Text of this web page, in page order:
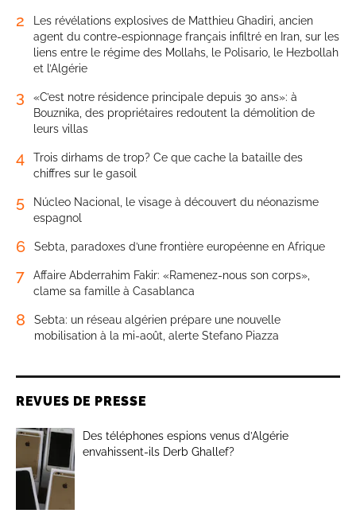
2
Les révélations explosives de Matthieu Ghadiri, ancien
agent du contre-espionnage français infiltré en Iran, sur les
liens entre le régime des Mollahs, le Polisario, le Hezbollah
et l’Algérie
3
«C’est notre résidence principale depuis 30 ans»: à
Bouznika, des propriétaires redoutent la démolition de
leurs villas
4
Trois dirhams de trop? Ce que cache la bataille des
chiffres sur le gasoil
5
Núcleo Nacional, le visage à découvert du néonazisme
espagnol
6 Sebta, paradoxes d’une frontière européenne en Afrique
7
Affaire Abderrahim Fakir: «Ramenez-nous son corps»,
clame sa famille à Casablanca
8
Sebta: un réseau algérien prépare une nouvelle
mobilisation à la mi-août, alerte Stefano Piazza
REVUES DE PRESSE
Des téléphones espions venus d’Algérie
envahissent-ils Derb Ghallef?